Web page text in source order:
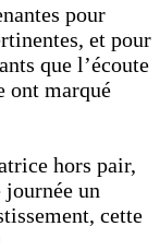
pour
et pour
que l’écoute
ont marqué
hors pair,
un
cette